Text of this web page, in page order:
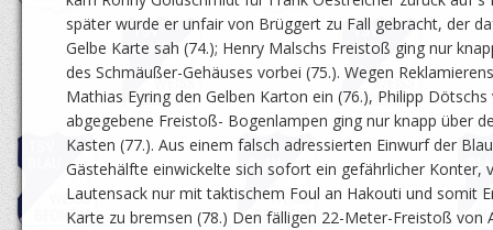
später wurde er unfair von Brüggert zu Fall gebracht, der
Gelbe Karte sah (74.); Henry Malschs Freistoß ging nur
des Schmäußer-Gehäuses vorbei (75.). Wegen
Mathias Eyring den Gelben Karton ein (76.), Philipp
abgegebene Freistoß- Bogenlampen ging nur knapp über
Kasten (77.). Aus einem falsch adressierten Einwurf der
Gästehälfte einwickelte sich sofort ein gefährlicher Konter,
Lautensack nur mit taktischem Foul an Hakouti und somit
Karte zu bremsen (78.) Den fälligen 22-Meter-Freistoß von